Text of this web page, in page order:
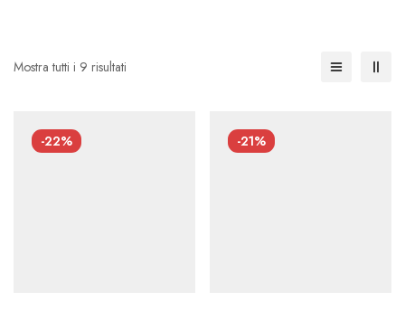
Mostra tutti i 9 risultati
-22% -21%